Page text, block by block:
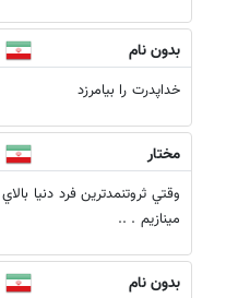
بدون نام
خداپدرت را بيامرزد
مختار
مينازيم . ..
بدون نام